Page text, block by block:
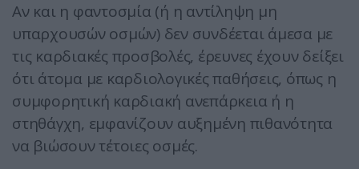
Αν και η φαντοσμία (ή η αντίληψη μη
υπαρχουσών οσμών) δεν συνδέεται άμεσα με
τις καρδιακές προσβολές, έρευνες έχουν δείξει
ότι άτομα με καρδιολογικές παθήσεις, όπως η
συμφορητική καρδιακή ανεπάρκεια ή η
στηθάγχη, εμφανίζουν αυξημένη πιθανότητα
να βιώσουν τέτοιες οσμές.